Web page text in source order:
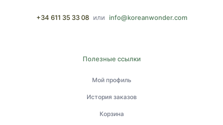
+34 611 35 33 08 или info@koreanwonder.com
Полезные ссылки
Мой профиль
История заказов
Корзина